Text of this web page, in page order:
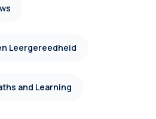
Leergereedheid
and Learning